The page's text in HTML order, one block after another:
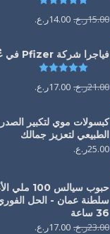
15.00ر.ع. 14.00ر.ع.
فياجرا شركة Pfizer في عُمان
21.00ر.ع. 17.00ر.ع.
كبسولات موي لتكبير
الطبيعي لتعزيز جمالك
25.00ر.ع.
حبوب سيالس
سلطنة عمان - الحل
36 ساعة
23.00ر.ع. 17.00ر.ع.